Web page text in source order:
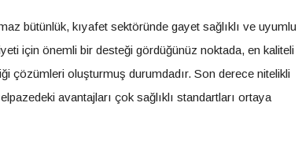
bütünlük, kıyafet sektöründe gayet sağlıklı ve uyumlu
için önemli bir desteği gördüğünüz noktada, en kaliteli
çözümleri oluşturmuş durumdadır. Son derece nitelikli
avantajları çok sağlıklı standartları ortaya